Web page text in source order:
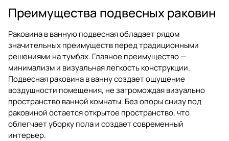
Преимущества подвесных раковин
Раковина в ванную подвесная обладает рядом
значительных преимуществ перед традиционными
решениями на тумбах. Главное преимущество —
минимализм и визуальная легкость конструкции.
Подвесная раковина в ванну создает ощущение
воздушности помещения, не загромождая визуально
пространство ванной комнаты. Без опоры снизу под
раковиной остается открытое пространство, что
облегчает уборку пола и создает современный
интерьер.